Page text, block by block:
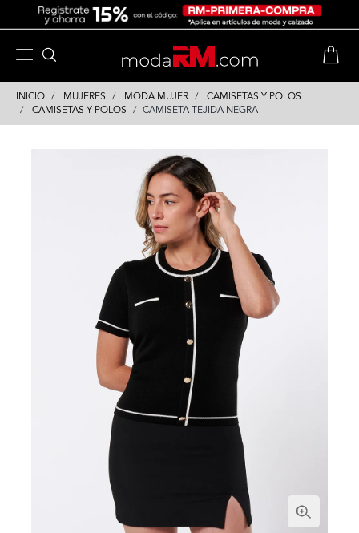
INICIO MUJERES MODA MUJER
CAMISETAS Y POLOS
CAMISETAS Y POLOS
CAMISETA TEJIDA NEGRA